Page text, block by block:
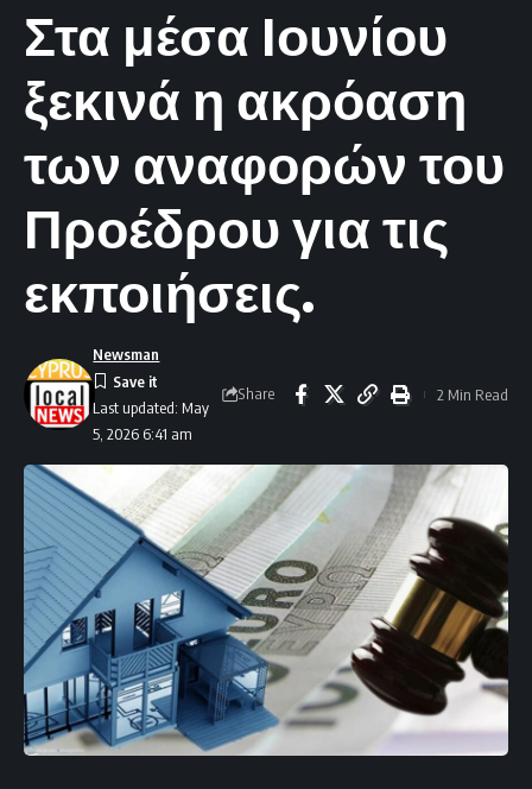
Στα μέσα Ιουνίου
ξεκινά η ακρόαση
των αναφορών του
Προέδρου για τις
εκποιήσεις.
Last updated: May
5, 2026 6:41 am
Newsman
Share 2 Min Read